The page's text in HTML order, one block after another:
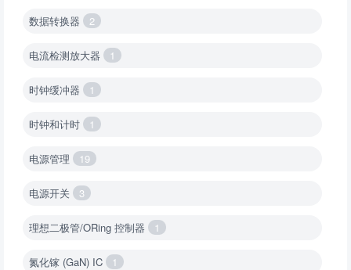
数据转换器 2
电流检测放大器 1
时钟缓冲器 1
时钟和计时 1
电源管理 19
电源开关 3
理想二极管/ORing 控制器 1
氮化镓 (GaN) IC 1